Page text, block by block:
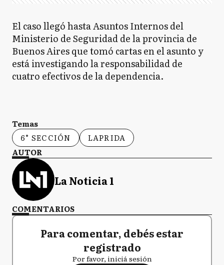
El caso llegó hasta Asuntos Internos del
Ministerio de Seguridad de la provincia de
Buenos Aires que tomó cartas en el asunto y
está investigando la responsabilidad de
cuatro efectivos de la dependencia.
Temas
6° SECCIÓN
LAPRIDA
AUTOR
La Noticia 1
COMENTARIOS
Para comentar, debés estar
registrado
Por favor, iniciá sesión